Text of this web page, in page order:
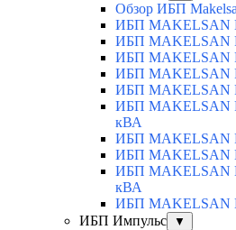
Обзор ИБП
ИБП MAKELSAN
ИБП MAKELSAN
ИБП MAKELSAN
ИБП MAKELSAN
ИБП MAKELSAN
ИБП MAKELSAN
кВА
ИБП MAKELSAN
ИБП MAKELSAN
ИБП MAKELSAN
кВА
ИБП MAKELSAN
ИБП Импульс
▼